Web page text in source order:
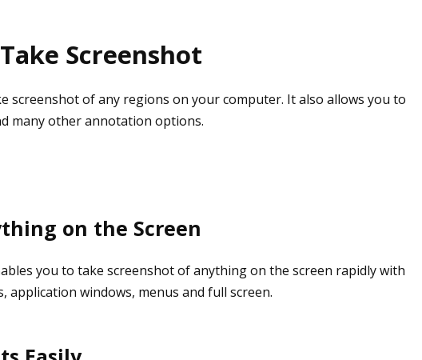
Screenshot
screenshot of any regions on your computer. It also allows you to
many other annotation options.
on the Screen
you to take screenshot of anything on the screen rapidly with
application windows, menus and full screen.